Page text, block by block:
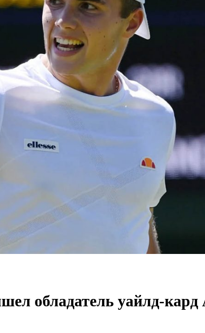
обладатель уайлд-